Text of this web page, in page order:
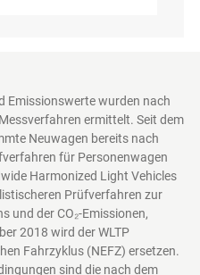
Emissionswerte wurden nach
ermittelt. Seit dem
Neuwagen bereits nach
für Personenwagen
Harmonized Light Vehicles
Prüfverfahren zur
und der CO₂-Emissionen,
2018 wird der WLTP
Fahrzyklus (NEFZ) ersetzen.
sind die nach dem